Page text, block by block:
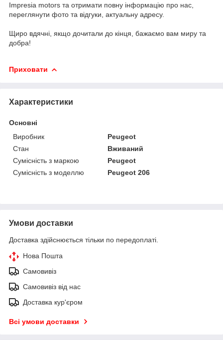
Impresia motors та отримати повну інформацію про нас,
переглянути фото та відгуки, актуальну адресу.
Щиро вдячні, якщо дочитали до кінця, бажаємо вам миру та
добра!
Приховати
Характеристики
Основні
Виробник
Peugeot
Стан
Вживаний
Сумісність з маркою
Peugeot
Сумісність з моделлю
Peugeot 206
Умови доставки
Доставка здійснюється тільки по передоплаті.
Нова Пошта
Самовивіз
Самовивіз від нас
Доставка кур'єром
Всі умови доставки